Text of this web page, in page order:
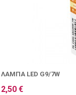
ΛΆΜΠΑ LED G9/7W
2,50 €